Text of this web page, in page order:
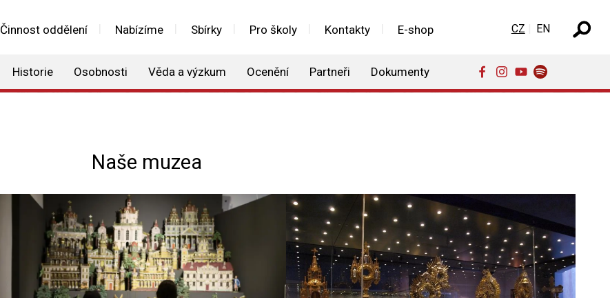
Činnost oddělení Nabízíme Sbírky Pro školy Kontakty E-shop
Historie Osobnosti Věda a výzkum Ocenění Partneři Dokumenty
Zvolte jazyk
CZ EN
Naše muzea